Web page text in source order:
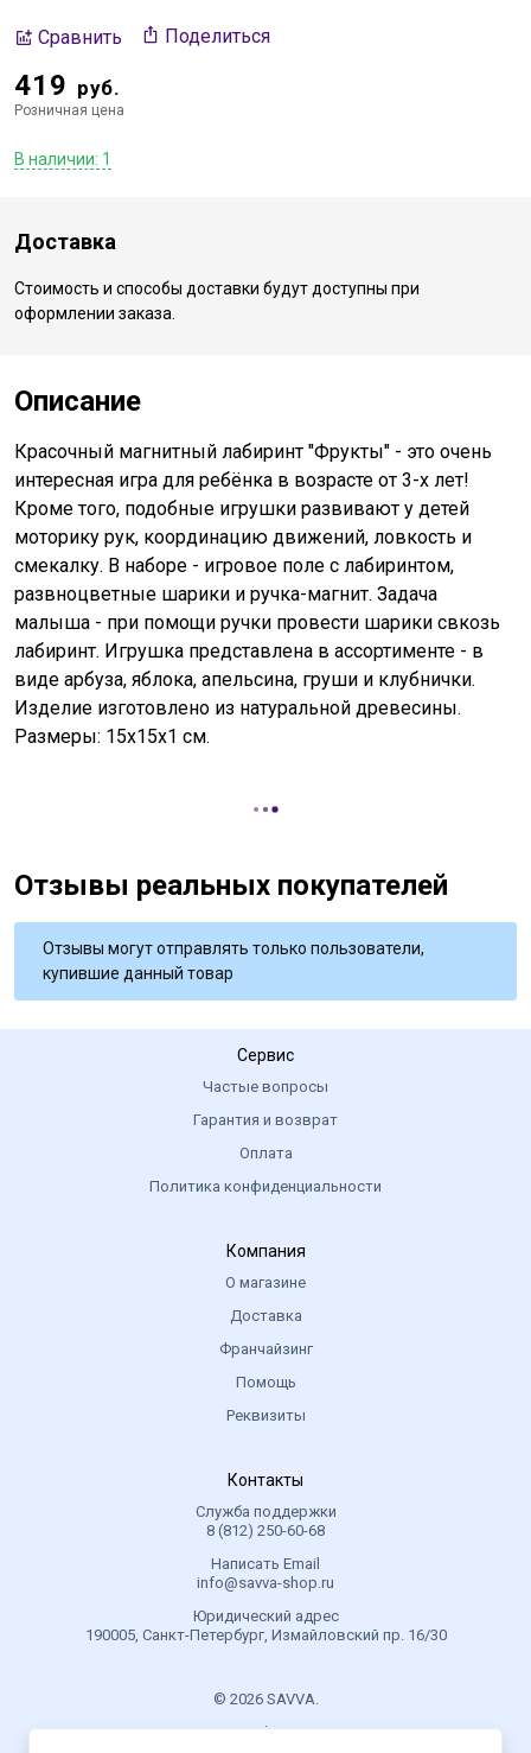
Сравнить Поделиться
419 руб.
Розничная цена
В наличии: 1
Доставка
Стоимость и способы доставки будут доступны при
оформлении заказа.
Описание
Красочный магнитный лабиринт "Фрукты" - это очень
интересная игра для ребёнка в возрасте от 3-х лет!
Кроме того, подобные игрушки развивают у детей
моторику рук, координацию движений, ловкость и
смекалку. В наборе - игровое поле с лабиринтом,
развноцветные шарики и ручка-магнит. Задача
малыша - при помощи ручки провести шарики свкозь
лабиринт. Игрушка представлена в ассортименте - в
виде арбуза, яблока, апельсина, груши и клубнички.
Изделие изготовлено из натуральной древесины.
Размеры: 15х15х1 см.
Отзывы реальных покупателей
Отзывы могут отправлять только пользователи,
купившие данный товар
Сервис
Частые вопросы
Гарантия и возврат
Оплата
Политика конфиденциальности
Компания
О магазине
Доставка
Франчайзинг
Помощь
Реквизиты
Контакты
Служба поддержки
8 (812) 250-60-68
Написать Email
info@savva-shop.ru
Юридический адрес
190005, Санкт-Петербург, Измайловский пр. 16/30
© 2026 SAVVA.
.